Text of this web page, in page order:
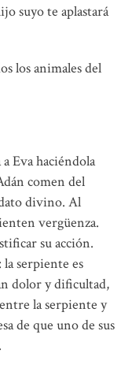
suyo te aplastará
los animales del
Eva haciéndola
comen del
divino. Al
vergüenza.
su acción.
serpiente es
dolor y dificultad,
la serpiente y
de que uno de sus